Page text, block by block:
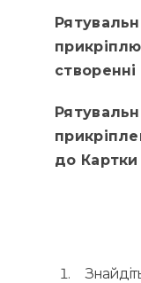
створенні
до Картки